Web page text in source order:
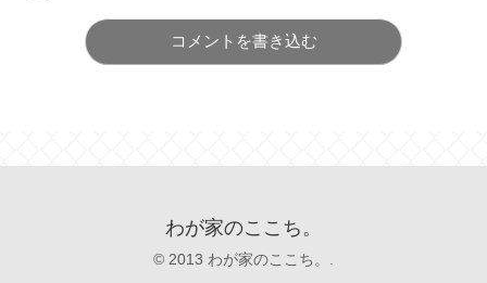
コメントを書き込む
わが家のここち。
© 2013 わが家のここち。.